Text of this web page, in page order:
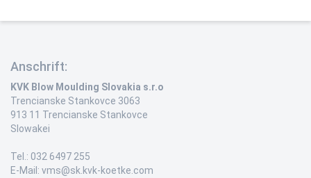
Anschrift:
KVK Blow Moulding Slovakia s.r.o
Trencianske Stankovce 3063
913 11 Trencianske Stankovce
Slowakei
Tel.: 032 6497 255
E-Mail: vms@sk.kvk-koetke.com